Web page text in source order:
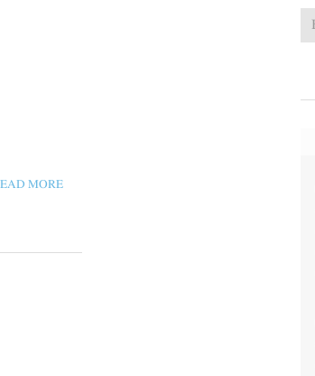
MORE